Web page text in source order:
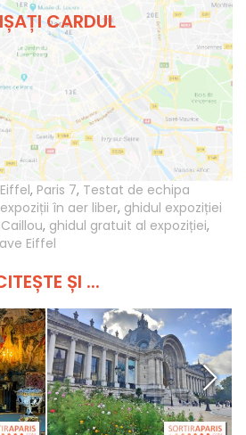
CARDUL
, Paris 7, Testat de echipa
în aer liber, ghidul expoziției
, ghidul gratuit al expoziției,
Eiffel
ȘI ...